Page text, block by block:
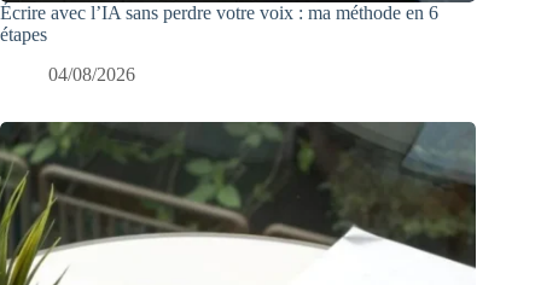
Écrire avec l’IA sans perdre votre voix : ma méthode en 6
étapes
04/08/2026